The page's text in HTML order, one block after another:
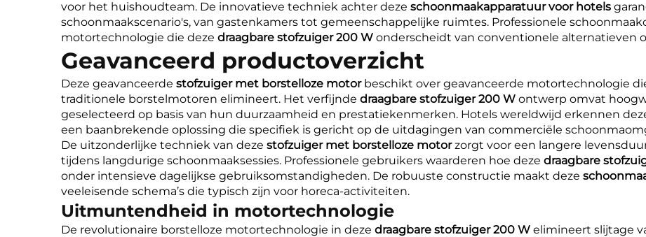
voor het huishoudteam. De innovatieve techniek achter deze schoonmaakapparatuur voor hotels
schoonmaakscenario's, van gastenkamers tot gemeenschappelijke ruimtes. Professionele
motortechnologie die deze draagbare stofzuiger 200 W onderscheidt van conventionele alternatieven
Geavanceerd productoverzicht
Deze geavanceerde stofzuiger met borstelloze motor beschikt over geavanceerde motortechnologie
traditionele borstelmotoren elimineert. Het verfijnde draagbare stofzuiger 200 W ontwerp omvat
geselecteerd op basis van hun duurzaamheid en prestatiekenmerken. Hotels wereldwijd erkennen
een baanbrekende oplossing die specifiek is gericht op de uitdagingen van commerciële
De uitzonderlijke techniek van deze stofzuiger met borstelloze motorzorgt voor een langere
tijdens langdurige schoonmaaksessies. Professionele gebruikers waarderen hoe deze draagbare
onder intensieve dagelijkse gebruiksomstandigheden. De robuuste constructie maakt deze
veeleisende schema’s die typisch zijn voor horeca-activiteiten.
Uitmuntendheid in motortechnologie
De revolutionaire borstelloze motortechnologie in deze draagbare stofzuiger 200 W elimineert slijtage